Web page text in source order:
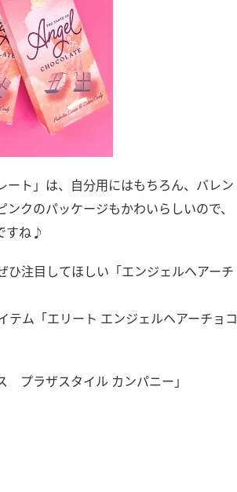
ト」は、自分用にはもちろん、バレン
クのパッケージもかわいらしいので、
すね♪
注目してほしい「エンジェルヘアーチ
テム「エリート エンジェルヘアーチョコ
プラザスタイル カンパニー」